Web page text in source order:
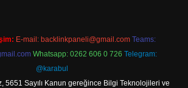
E-mail: backlinkpaneli@gmail.com Teams:
Whatsapp: 0262 606 0 726 Telegram:
@karabul
5651 Sayılı Kanun gereğince Bilgi Teknolojileri ve